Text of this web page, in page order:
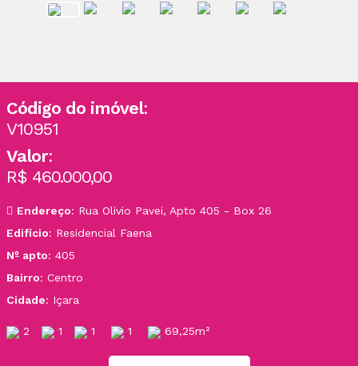
Código do imóvel:
V10951
Valor:
R$ 460.000,00
Endereço: Rua Olivio Pavei, Apto 405 - Box 26
Edifício: Residencial Faena
Nº apto: 405
Bairro: Centro
Cidade: Içara
2 1 1 1 69,25m²